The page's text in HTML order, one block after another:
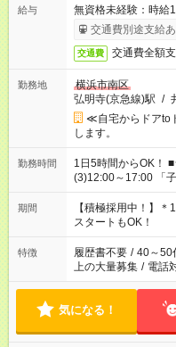
給与
無資格未経験：時
交通費別途支給あ
交通費 交通費全額
勤務地
横浜市南区
弘明寺(京急線)駅 /
≪自宅からドアto
します。
勤務時間
1日5時間からOK！ ■シフト例 (1)8:00～13:00 (2)10:00～15:00
(3)12:00～17:00 「子どもたちが学校に行く間だけ働きたい」
「余裕を持って夕飯
はプライベートの
いね。 ※Wワーク希望の方へ 今ご覧のお仕事で希望する勤務時
間と、もう1つのお
場合は応募できませ
期間
【積極採用中！】
スタートもOK！
特徴 履歴書不要 / 40～50
上の大量募集 / 電話
気になる！